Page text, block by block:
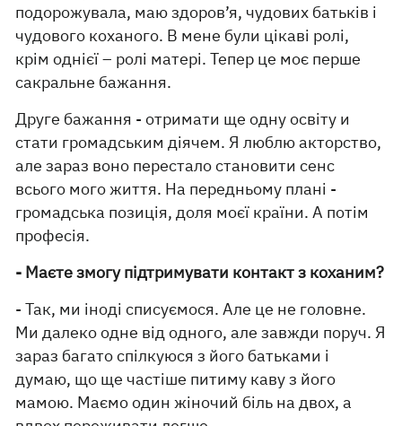
подорожувала, маю здоров’я, чудових батьків і
чудового коханого. В мене були цікаві ролі,
крім однієї – ролі матері. Тепер це моє перше
сакральне бажання.
Друге бажання - отримати ще одну освіту и
стати громадським діячем. Я люблю акторство,
але зараз воно перестало становити сенс
всього мого життя. На передньому плані -
громадська позиція, доля моєї країни. А потім
професія.
- Маєте змогу підтримувати контакт з коханим?
- Так, ми іноді списуємося. Але це не головне.
Ми далеко одне від одного, але завжди поруч. Я
зараз багато спілкуюся з його батьками і
думаю, що ще частіше питиму каву з його
мамою. Маємо один жіночий біль на двох, а